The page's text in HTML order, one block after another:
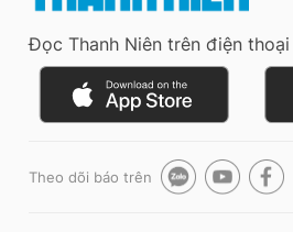
Đọc Thanh Niên trên điện thoại
Theo dõi báo trên